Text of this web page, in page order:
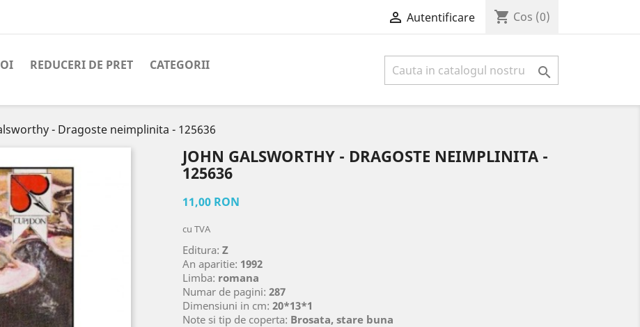
 Autentificare shopping_cart Cos (0)
REDUCERI DE PRET CATEGORII 
- Dragoste neimplinita - 125636
JOHN GALSWORTHY - DRAGOSTE NEIMPLINITA -
125636
11,00 RON
cu TVA
Editura: Z
An aparitie: 1992
Limba: romana
Numar de pagini: 287
Dimensiuni in cm: 20*13*1
Note si tip de coperta: Brosata, stare buna